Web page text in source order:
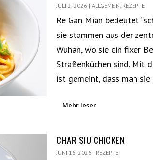
JULI 2, 2026 |ALLGEMEIN, REZEPTE
Re Gan Mian bedeutet
sie stammen aus der
Wuhan, wo sie ein fixer
Straßenküchen sind. Mit
ist gemeint, dass man
Mehr lesen
CHAR SIU CHICKEN
JUNI 16, 2026 | REZEPTE